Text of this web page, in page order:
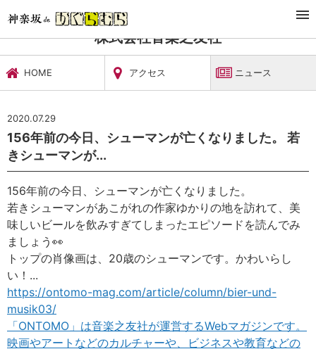
文化施設・ギャラリー
株式会社音楽之友社
HOME アクセス ニュース
2020.07.29
156年前の今日、シューマンが亡くなりました。 若
きシューマンが...
156年前の今日、シューマンが亡くなりました。
若きシューマンがあこがれの作家ゆかりの地を訪れて、美
味しいビールを飲みすぎてしまったエピソードを読んでみ
ましょう 👀
トップの肖像画は、20歳のシューマンです。かわいらし
い！ ...
https://ontomo-mag.com/article/column/bier-und-
musik03/
「ONTOMO」は音楽之友社が運営するWebマガジンです。
映画やアートなどのカルチャーや、ビジネスや教育などの